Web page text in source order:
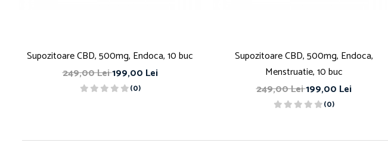
Supozitoare CBD, 500mg, Endoca, 10 buc
249,00 Lei199,00 Lei
(0)
Supozitoare CBD, 500mg, Endoca,
Menstruatie, 10 buc
249,00 Lei199,00 Lei
(0)